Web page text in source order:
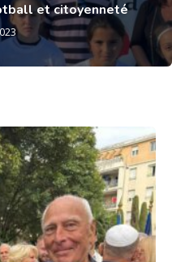
et citoyenneté